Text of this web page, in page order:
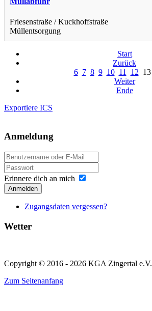
Friesenstraße / Kuckhoffstraße
Müllentsorgung
Start
Zurück
6 7 8 9 10 11 12 13
Weiter
Ende
Exportiere ICS
Anmeldung
Erinnere dich an mich
Anmelden
Zugangsdaten vergessen?
Wetter
Copyright © 2016 - 2026 KGA Zingertal e.V.
Zum Seitenanfang